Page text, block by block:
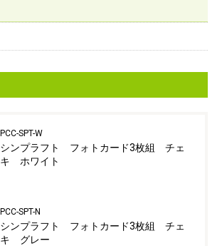
PCC-SPT-W
シンプラフト フォトカード3枚組 チェ
キ ホワイト
PCC-SPT-N
シンプラフト フォトカード3枚組 チェ
キ グレー